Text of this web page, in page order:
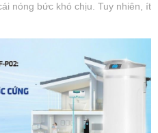
nóng bức khó chịu. Tuy nhiên, ít